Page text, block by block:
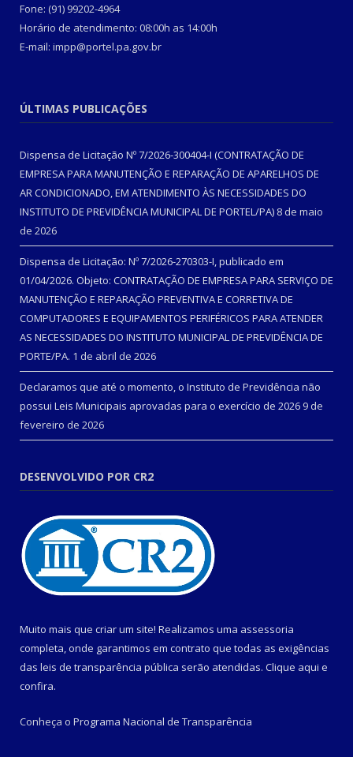
Fone: (91) 99202-4964
Horário de atendimento: 08:00h as 14:00h
E-mail: impp@portel.pa.gov.br
ÚLTIMAS PUBLICAÇÕES
Dispensa de Licitação Nº 7/2026-300404-I (CONTRATAÇÃO DE
EMPRESA PARA MANUTENÇÃO E REPARAÇÃO DE APARELHOS DE
AR CONDICIONADO, EM ATENDIMENTO ÀS NECESSIDADES DO
INSTITUTO DE PREVIDÊNCIA MUNICIPAL DE PORTEL/PA) 8 de maio
de 2026
Dispensa de Licitação: Nº 7/2026-270303-I, publicado em
01/04/2026. Objeto: CONTRATAÇÃO DE EMPRESA PARA SERVIÇO DE
MANUTENÇÃO E REPARAÇÃO PREVENTIVA E CORRETIVA DE
COMPUTADORES E EQUIPAMENTOS PERIFÉRICOS PARA ATENDER
AS NECESSIDADES DO INSTITUTO MUNICIPAL DE PREVIDÊNCIA DE
PORTE/PA. 1 de abril de 2026
Declaramos que até o momento, o Instituto de Previdência não
possui Leis Municipais aprovadas para o exercício de 2026 9 de
fevereiro de 2026
DESENVOLVIDO POR CR2
Muito mais que criar um site! Realizamos uma assessoria
completa, onde garantimos em contrato que todas as exigências
das leis de transparência pública serão atendidas. Clique aqui e
confira.
Conheça o Programa Nacional de Transparência